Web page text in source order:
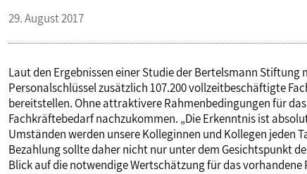
PUBLIKATIONEN
TERMINE & VERANSTALTUNGEN
MITGLIEDSCHAFT & SERVICE
29. August 2017
Laut den Ergebnissen einer Studie der Bertelsmann
Personalschlüssel zusätzlich 107.200 vollzeitbeschäftigte
bereitstellen. Ohne attraktivere Rahmenbedingungen für
Fachkräftebedarf nachzukommen. „Die Erkenntnis ist
Umständen werden unsere Kolleginnen und Kollegen jeden
Bezahlung sollte daher nicht nur unter dem Gesichtspunkt
Blick auf die notwendige Wertschätzung für das vorhandene